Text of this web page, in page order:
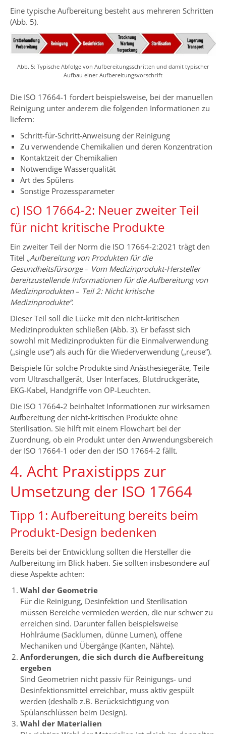
Eine typische Aufbereitung besteht aus mehreren Schritten
(Abb. 5).
Abb. 5: Typische Abfolge von Aufbereitungsschritten und damit typischer
Aufbau einer Aufbereitungsvorschrift
Die ISO 17664-1 fordert beispielsweise, bei der manuellen
Reinigung unter anderem die folgenden Informationen zu
liefern:
Schritt-für-Schritt-Anweisung der Reinigung
Zu verwendende Chemikalien und deren Konzentration
Kontaktzeit der Chemikalien
Notwendige Wasserqualität
Art des Spülens
Sonstige Prozessparameter
c) ISO 17664-2: Neuer zweiter Teil
für nicht kritische Produkte
Ein zweiter Teil der Norm die ISO 17664-2:2021 trägt den
Titel „Aufbereitung von Produkten für die
Gesundheitsfürsorge– Vom Medizinprodukt-Hersteller
bereitzustellende Informationen für die Aufbereitung von
Medizinprodukten– Teil 2: Nicht kritische
Medizinprodukte“.
Dieser Teil soll die Lücke mit den nicht-kritischen
Medizinprodukten schließen (Abb. 3). Er befasst sich
sowohl mit Medizinprodukten für die Einmalverwendung
(„single use“) als auch für die Wiederverwendung („reuse“).
Beispiele für solche Produkte sind Anästhesiegeräte, Teile
vom Ultraschallgerät, User Interfaces, Blutdruckgeräte,
EKG-Kabel, Handgriffe von OP-Leuchten.
Die ISO 17664-2 beinhaltet Informationen zur wirksamen
Aufbereitung der nicht-kritischen Produkte ohne
Sterilisation. Sie hilft mit einem Flowchart bei der
Zuordnung, ob ein Produkt unter den Anwendungsbereich
der ISO 17664-1 oder den der ISO 17664-2 fällt.
4. Acht Praxistipps zur
Umsetzung der ISO 17664
Tipp 1: Aufbereitung bereits beim
Produkt-Design bedenken
Bereits bei der Entwicklung sollten die Hersteller die
Aufbereitung im Blick haben. Sie sollten insbesondere auf
diese Aspekte achten:
Wahl der Geometrie
Für die Reinigung, Desinfektion und Sterilisation
müssen Bereiche vermieden werden, die nur schwer zu
erreichen sind. Darunter fallen beispielsweise
Hohlräume (Sacklumen, dünne Lumen), offene
Mechaniken und Übergänge (Kanten, Nähte).
Anforderungen, die sich durch die Aufbereitung
ergeben
Sind Geometrien nicht passiv für Reinigungs- und
Desinfektionsmittel erreichbar, muss aktiv gespült
werden (deshalb z.B. Berücksichtigung von
Spülanschlüssen beim Design).
Wahl der Materialien